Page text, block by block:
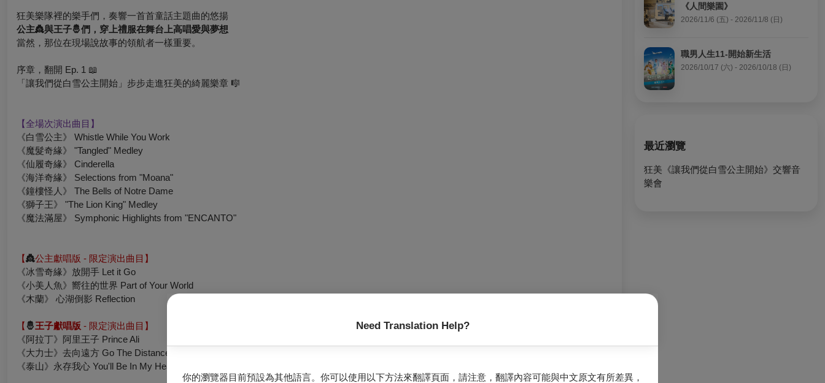
Need Translation Help?
你的瀏覽器目前預設為其他語言。你可以使用以下方法來翻譯頁面，請注意，翻譯內容可能與中文原文有所差異，
狂美樂隊裡的樂手們，奏響一首首童話主題曲的悠揚
公主👸與王子🤴們， 穿上禮服在舞台上高唱愛與夢想
當然，那位在現場說故事的領航者一樣重要。
序章，翻開 Ep. 1 📖
「讓我們從白雪公主開始」步步走進狂美的綺麗樂章 🎼
【全場次演出曲目】
《白雪公主》 Whistle While You Work
《魔髮奇緣》 "Tangled" Medley
《仙履奇緣》 Cinderella
《海洋奇緣》 Selections from "Moana"
《鐘樓怪人》 The Bells of Notre Dame
《獅子王》 "The Lion King" Medley
《魔法滿屋》 Symphonic Highlights from "ENCANTO"
【👸公主獻唱版 - 限定演出曲目】
《冰雪奇緣》放開手 Let it Go
《小美人魚》嚮往的世界 Part of Your World
《木蘭》
心湖倒影 Reflection
【 🤴王子獻唱版 - 限定演出曲目】
《阿拉丁》阿里王子 Prince Ali
《大力士》 去向遠方 Go The Distance
《泰山》永存我心 You'll Be In My Heart
《人間樂園》
2026/11/6 (五) - 2026/11/8 (日)
職男人生11-開始新生活
2026/10/17 (六) - 2026/10/18 (日)
最近瀏覽
狂美《讓我們從白雪公主開始》交響音
樂會